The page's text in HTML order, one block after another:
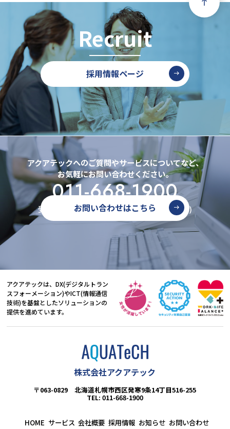
Recruit
採用情報
採用情報ページ
アクアテックへのご質問やサービスについてなど、
お気軽にお問い合わせください。
011-668-1900
受付時間：9:00～17:00(土・日・祝日を除く)
お問い合わせはこちら
アクアテックは、DX(デジタルトラン
スフォーメーション)やICT(情報通信
技術)を基盤としたソリューションの
提供を進めています。
株式会社アクアテック
〒063-0829 北海道札幌市西区発寒9条14丁目516-255
TEL: 011-668-1900
HOME サービス 会社概要 採用情報 お知らせ お問い合わせ